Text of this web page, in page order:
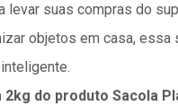
levar suas compras do
objetos em casa, essa
2kg do produto Sacola